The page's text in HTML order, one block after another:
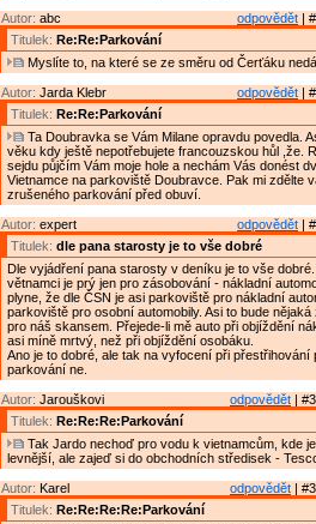
odpovědět |
Autor: abc
Titulek: Re:Re:Parkování
Myslíte to, na které se ze směru od Čerťáku
odpovědět |
Autor: Jarda Klebr
Titulek: Re:Re:Parkování
Ta Doubravka se Vám Milane opravdu povedla.
věku kdy ještě nepotřebujete francouzskou hůl ,že.
sejdu půjčím Vám moje hole a nechám Vás donést
Vietnamce na parkoviště Doubravce. Pak mi zdělte
zrušeného parkování před obuví.
odpovědět |
Autor: expert
Titulek: dle pana starosty je to vše dobré
Dle vyjádření pana starosty v deníku je to vše
větnamci je prý jen pro zásobování - nákladní
plyne, že dle ČSN je asi parkoviště pro nákladní
parkoviště pro osobní automobily. Asi to bude
pro náš skansem. Přejede-li mě auto při objíždění
asi míně mrtvý, než při objíždění osobáku.
Ano je to dobré, ale tak na vyfocení při přestřihování
parkování ne.
odpovědět |
Autor: Jarouškovi
Titulek: Re:Re:Re:Parkování
Tak Jardo nechoď pro vodu k vietnamcům, kde
levnější, ale zajeď si do obchodních středisek -
odpovědět |
Autor: Karel
Titulek: Re:Re:Re:Re:Parkování